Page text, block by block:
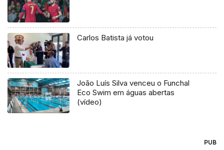
Carlos Batista já votou
João Luís Silva venceu o Funchal
Eco Swim em águas abertas
(vídeo)
PUB